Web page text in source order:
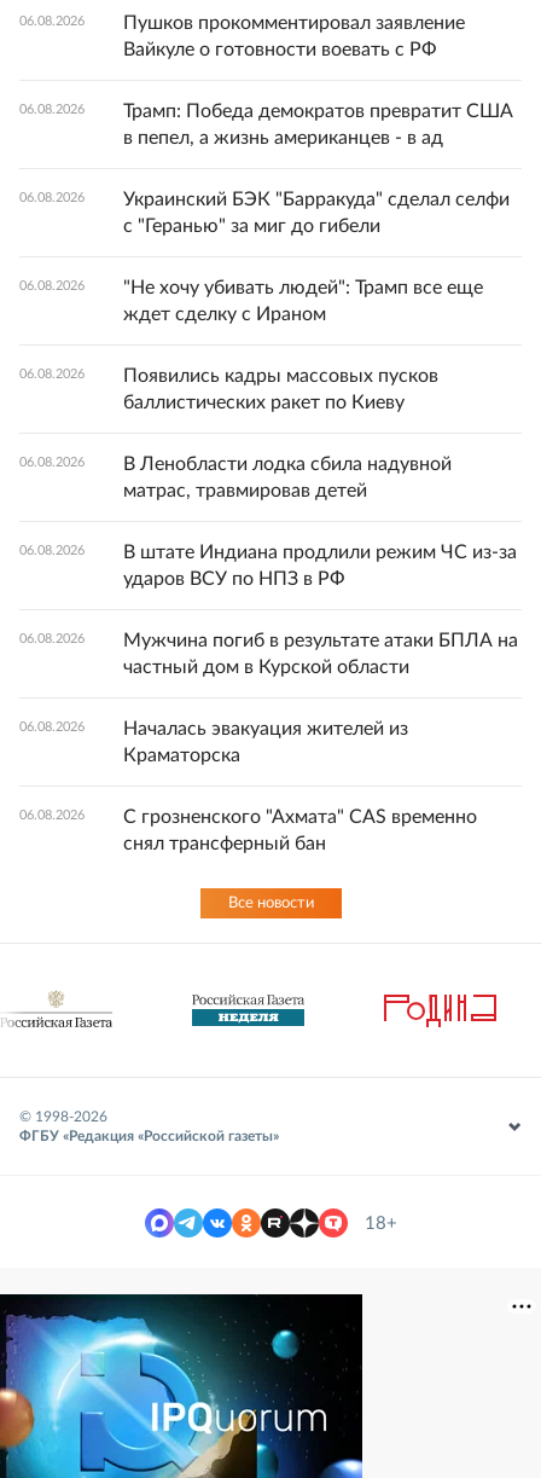
06.08.2026
Пушков прокомментировал заявление
Вайкуле о готовности воевать с РФ
06.08.2026
Трамп: Победа демократов превратит США
в пепел, а жизнь американцев - в ад
06.08.2026
Украинский БЭК "Барракуда" сделал селфи
с "Геранью" за миг до гибели
06.08.2026
"Не хочу убивать людей": Трамп все еще
ждет сделку с Ираном
06.08.2026
Появились кадры массовых пусков
баллистических ракет по Киеву
06.08.2026
В Ленобласти лодка сбила надувной
матрас, травмировав детей
06.08.2026
В штате Индиана продлили режим ЧС из-за
ударов ВСУ по НПЗ в РФ
06.08.2026
Мужчина погиб в результате атаки БПЛА на
частный дом в Курской области
06.08.2026
Началась эвакуация жителей из
Краматорска
06.08.2026
С грозненского "Ахмата" CAS временно
снял трансферный бан
Все новости
© 1998-2026
ФГБУ «Редакция «Российской газеты»
18+